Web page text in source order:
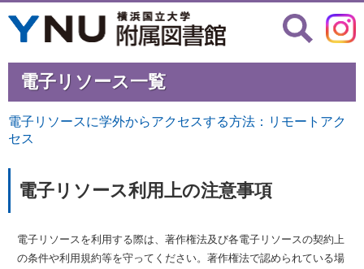
電子リソース一覧
電子リソースに学外からアクセスする方法：リモートアク
セス
電子リソース利用上の注意事項
電子リソースを利用する際は、著作権法及び各電子リソースの契約上
の条件や利用規約等を守ってください。著作権法で認められている場